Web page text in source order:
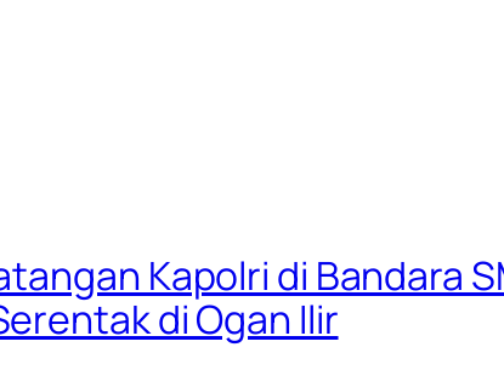
Kapolri di Bandara
di Ogan Ilir